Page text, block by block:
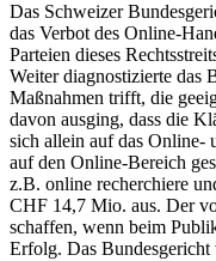
Das Schweizer
das Verbot des Online-
Parteien dieses
Weiter diagnostizierte das
Maßnahmen trifft, die
davon ausging, dass die
sich allein auf das Online-
auf den Online-Bereich
z.B. online recherchiere
CHF 14,7 Mio. aus. Der
schaffen, wenn beim
Erfolg. Das Bundesgericht